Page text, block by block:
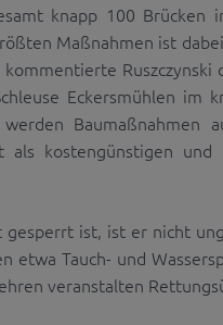
knapp 100 Brücken
Maßnahmen ist
Eckersmühlen im
Baumaßnahmen
kostengünstigen und
ist, ist er nicht
etwa Tauch- und
veranstalten